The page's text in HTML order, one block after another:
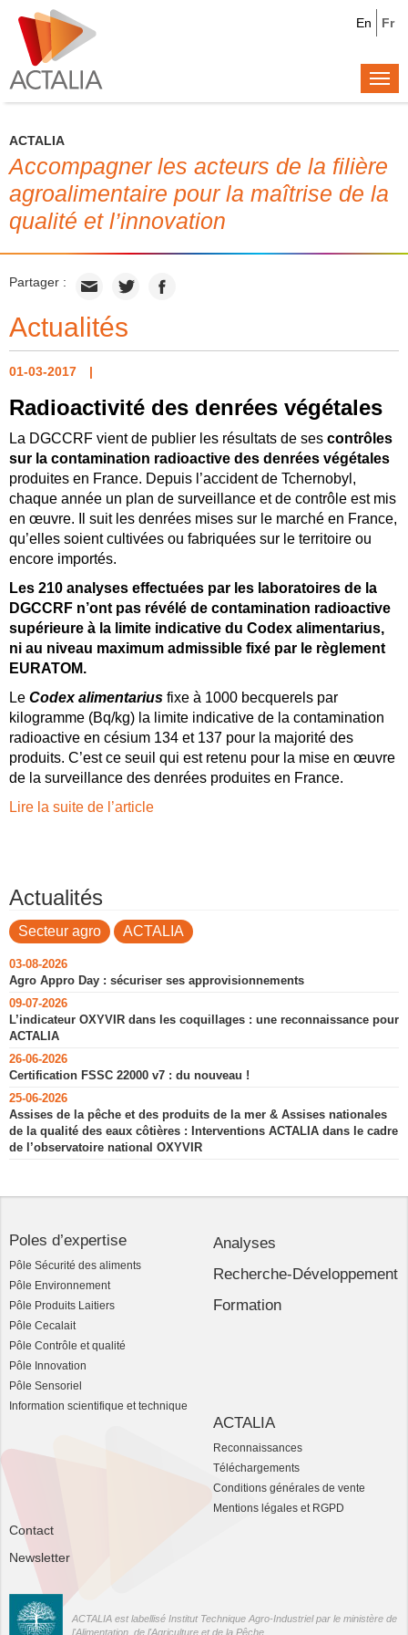
Fr
En
ACTALIA
Accompagner les acteurs de la filière
agroalimentaire pour la maîtrise de la
qualité et l’innovation
Partager :
Actualités
01-03-2017
Radioactivité des denrées végétales
La DGCCRF vient de publier les résultats de ses contrôles
sur la contamination radioactive des denrées végétales
produites en France. Depuis l’accident de Tchernobyl,
chaque année un plan de surveillance et de contrôle est mis
en œuvre. Il suit les denrées mises sur le marché en France,
qu’elles soient cultivées ou fabriquées sur le territoire ou
encore importés.
Les 210 analyses effectuées par les laboratoires de la
DGCCRF n’ont pas révélé de contamination radioactive
supérieure à la limite indicative du Codex alimentarius,
ni au niveau maximum admissible fixé par le règlement
EURATOM.
Le Codex alimentarius fixe à 1000 becquerels par
kilogramme (Bq/kg) la limite indicative de la contamination
radioactive en césium 134 et 137 pour la majorité des
produits. C’est ce seuil qui est retenu pour la mise en œuvre
de la surveillance des denrées produites en France.
Lire la suite de l’article
Actualités
Secteur agro ACTALIA
03-08-2026
Agro Appro Day : sécuriser ses approvisionnements
09-07-2026
L’indicateur OXYVIR dans les coquillages : une reconnaissance pour
ACTALIA
26-06-2026
Certification FSSC 22000 v7 : du nouveau !
25-06-2026
Assises de la pêche et des produits de la mer & Assises nationales
de la qualité des eaux côtières : Interventions ACTALIA dans le cadre
de l’observatoire national OXYVIR
Poles d’expertise
Pôle Sécurité des aliments
Pôle Environnement
Pôle Produits Laitiers
Pôle Cecalait
Pôle Contrôle et qualité
Pôle Innovation
Pôle Sensoriel
Information scientifique et technique
Analyses
Recherche-Développement
Formation
ACTALIA
Reconnaissances
Téléchargements
Conditions générales de vente
Mentions légales et RGPD
Contact
Newsletter
ACTALIA est labellisé Institut Technique Agro-Industriel par le ministère de
l'Alimentation, de l'Agriculture et de la Pêche